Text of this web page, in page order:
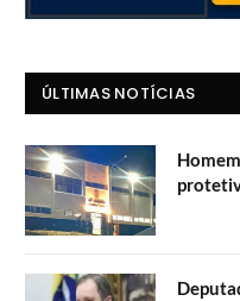
ÚLTIMAS NOTÍCIAS